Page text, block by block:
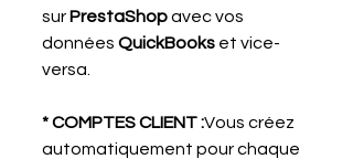
sur PrestaShop avec vos
données QuickBooks et vice-
versa.
* COMPTES CLIENT :Vous créez
automatiquement pour chaque